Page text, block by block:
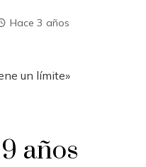
Hace 3 años
años